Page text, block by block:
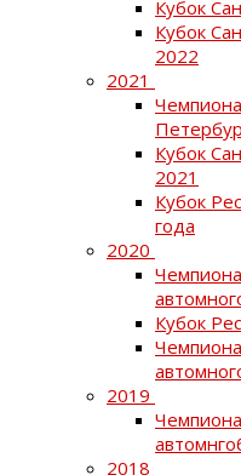
Кубок
Кубок
2022
2021
Кубок
2021
Кубок
года
2020
Кубок
2019
2018